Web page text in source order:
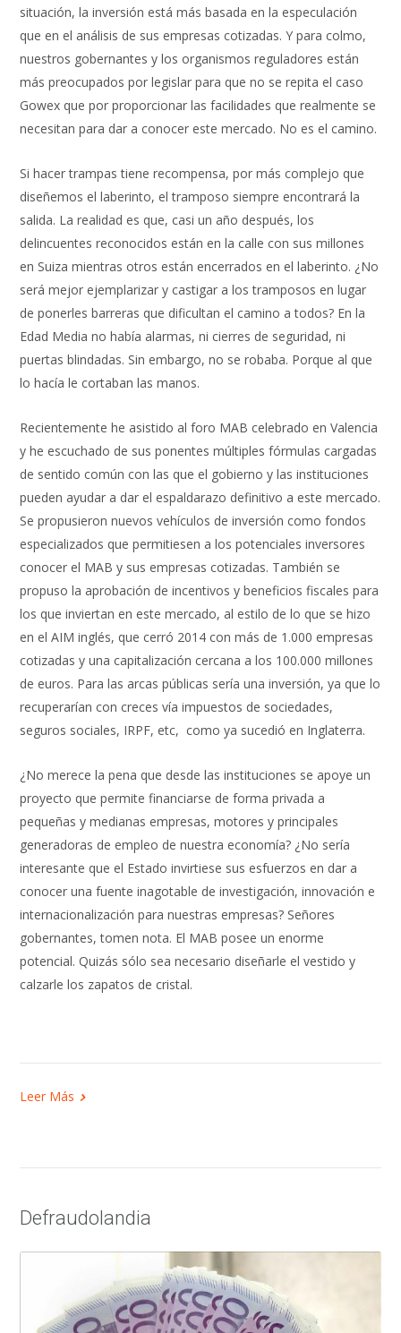
situación, la inversión está más basada en la especulación
que en el análisis de sus empresas cotizadas. Y para colmo,
nuestros gobernantes y los organismos reguladores están
más preocupados por legislar para que no se repita el caso
Gowex que por proporcionar las facilidades que realmente se
necesitan para dar a conocer este mercado. No es el camino.
Si hacer trampas tiene recompensa, por más complejo que
diseñemos el laberinto, el tramposo siempre encontrará la
salida. La realidad es que, casi un año después, los
delincuentes reconocidos están en la calle con sus millones
en Suiza mientras otros están encerrados en el laberinto. ¿No
será mejor ejemplarizar y castigar a los tramposos en lugar
de ponerles barreras que dificultan el camino a todos? En la
Edad Media no había alarmas, ni cierres de seguridad, ni
puertas blindadas. Sin embargo, no se robaba. Porque al que
lo hacía le cortaban las manos.
Recientemente he asistido al foro MAB celebrado en Valencia
y he escuchado de sus ponentes múltiples fórmulas cargadas
de sentido común con las que el gobierno y las instituciones
pueden ayudar a dar el espaldarazo definitivo a este mercado.
Se propusieron nuevos vehículos de inversión como fondos
especializados que permitiesen a los potenciales inversores
conocer el MAB y sus empresas cotizadas. También se
propuso la aprobación de incentivos y beneficios fiscales para
los que inviertan en este mercado, al estilo de lo que se hizo
en el AIM inglés, que cerró 2014 con más de 1.000 empresas
cotizadas y una capitalización cercana a los 100.000 millones
de euros. Para las arcas públicas sería una inversión, ya que lo
recuperarían con creces vía impuestos de sociedades,
seguros sociales, IRPF, etc, como ya sucedió en Inglaterra.
¿No merece la pena que desde las instituciones se apoye un
proyecto que permite financiarse de forma privada a
pequeñas y medianas empresas, motores y principales
generadoras de empleo de nuestra economía? ¿No sería
interesante que el Estado invirtiese sus esfuerzos en dar a
conocer una fuente inagotable de investigación, innovación e
internacionalización para nuestras empresas? Señores
gobernantes, tomen nota. El MAB posee un enorme
potencial. Quizás sólo sea necesario diseñarle el vestido y
calzarle los zapatos de cristal.
Leer Más
Defraudolandia